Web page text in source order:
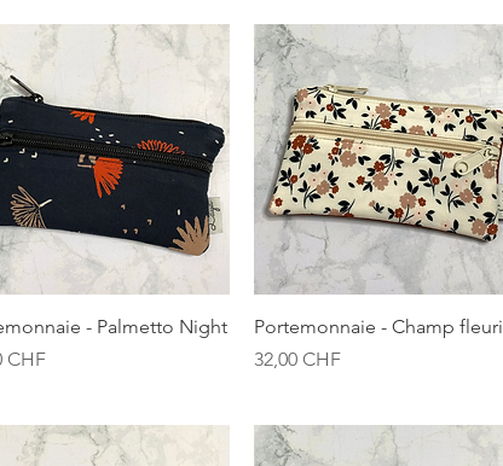
Aperçu rapide
- Palmetto Night
CHF
Aperçu rapide
Portemonnaie - Champ fleuri
Prix
32,00 CHF